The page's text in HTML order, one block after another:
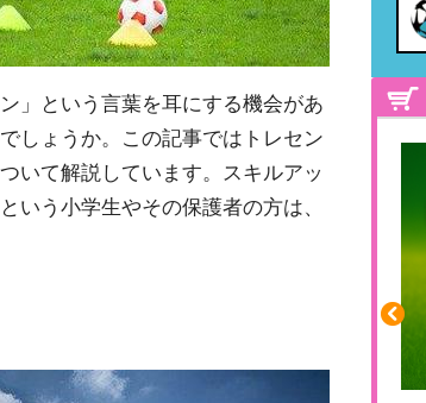
」という言葉を耳にする機会があ
しょうか。この記事ではトレセン
いて解説しています。スキルアッ
いう小学生やその保護者の方は、